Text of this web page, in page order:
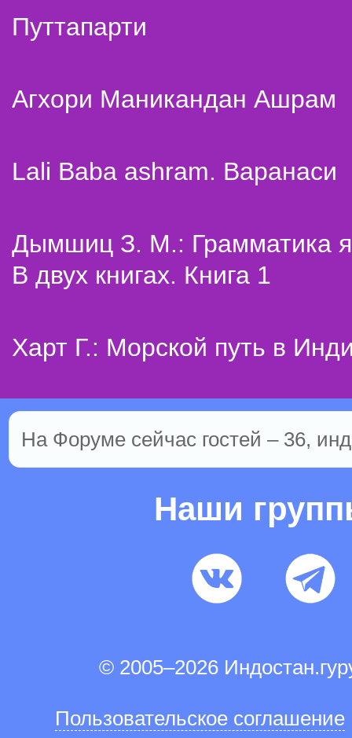
Путтапарти
Агхори Маникандан Ашрам
Lali Baba ashram. Варанаси
Дымшиц З. М.: Грамматика
В двух книгах. Книга 1
Харт Г.: Морской путь в
На Форуме сейчас гостей – 36,
Наши
© 2005–2026
Пользовательское соглашение